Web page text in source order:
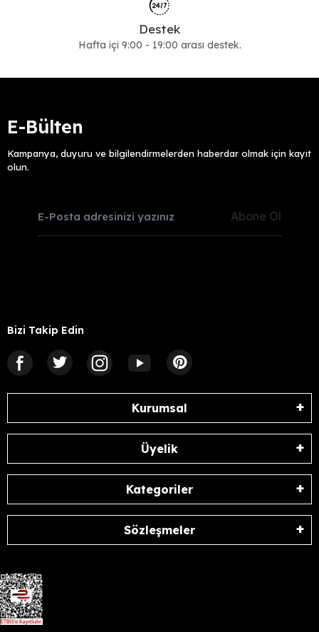
Destek
Hafta içi 9:00 - 19:00 arası destek.
E-Bülten
Kampanya, duyuru ve bilgilendirmelerden haberdar olmak için kayıt
olun.
Abone Ol
Bizi Takip Edin
Kurumsal
Üyelik
Kategoriler
Sözleşmeler